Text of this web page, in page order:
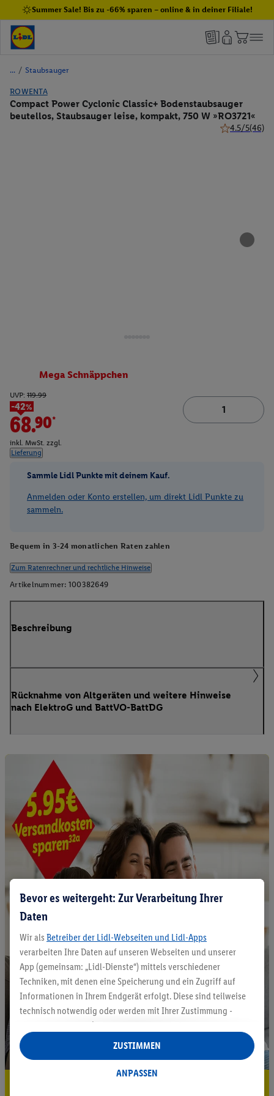
Summer Sale! Bis zu -66% sparen – online & in deiner Filiale!
/ Staubsauger
ROWENTA
Compact Power Cyclonic Classic+ Bodenstaubsauger
beutellos, Staubsauger leise, kompakt, 750 W »RO3721«
4.5/5(46)
Mega Schnäppchen
UVP: 119.99
-42%
68.90*
inkl. MwSt. zzgl.
Lieferung
Sammle Lidl Punkte mit deinem Kauf.
Anmelden oder Konto erstellen, um direkt Lidl Punkte zu
sammeln.
Bequem in 3-24 monatlichen Raten zahlen
Zum Ratenrechner und rechtliche Hinweise
Artikelnummer: 100382649
Beschreibung
Rücknahme von Altgeräten und weitere Hinweise
nach ElektroG und BattVO-BattDG
Bevor es weitergeht: Zur Verarbeitung Ihrer
Daten
Wir als Betreiber der Lidl-Webseiten und Lidl-Apps
verarbeiten Ihre Daten auf unseren Webseiten und unserer
App (gemeinsam: „Lidl-Dienste“) mittels verschiedener
Techniken, mit denen eine Speicherung und ein Zugriff auf
Informationen in Ihrem Endgerät erfolgt. Diese sind teilweise
technisch notwendig oder werden mit Ihrer Zustimmung -
auch durch Partner (u.a.
Verantwortliche; im Zusammenhang mit dem IAB TCF
insgesamt
Statistik-Erstellung oder für personalisierte Werbung
ANPASSEN
ZUSTIMMEN